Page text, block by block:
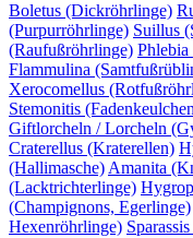
Boletus (Dickröhrlinge)
(Purpurröhrlinge) Suillus
(Raufußröhrlinge)
Flammulina
Xerocomellus
Stemonitis
Giftlorcheln / Lorcheln
Craterellus (Kraterellen)
(Hallimasche) Amanita
(Lacktrichterlinge)
(Champignons, Egerlinge)
Hexenröhrlinge)